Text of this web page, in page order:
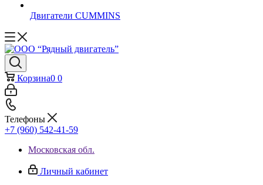
Двигатели CUMMINS
Корзина0 0
Телефоны
+7 (960) 542-41-59
Московская обл.
Личный кабинет